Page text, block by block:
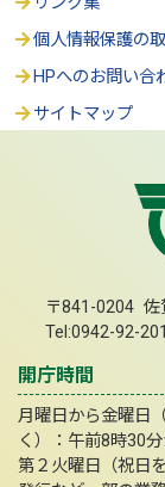
個人情報保護の
HPへのお問い合
サイトマップ
〒841-0204 佐
Tel:0942-92-
開庁時間
月曜日から金曜日
く）：午前8時30
第２火曜日（祝日